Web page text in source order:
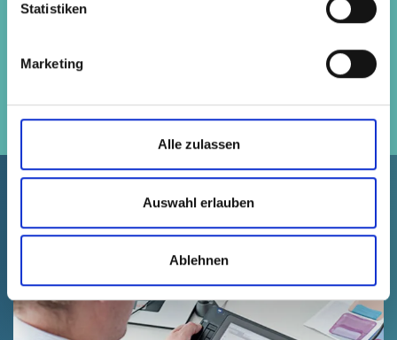
Statistiken
Marketing
Alle zulassen
Auswahl erlauben
Ablehnen
größte Hebel ist die Kreislaufwirtschaft.
Diese Themen könnten Sie
auch interessieren: